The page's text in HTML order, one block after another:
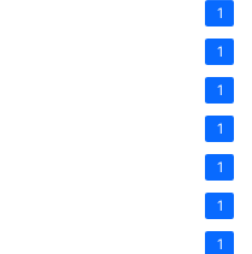
1
1
1
1
1
1
1